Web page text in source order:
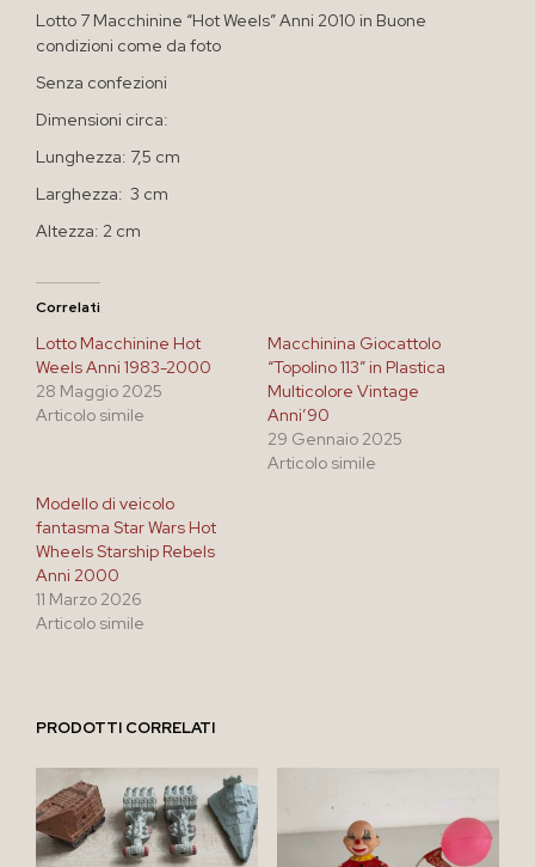
Lotto 7 Macchinine “Hot Weels” Anni 2010 in Buone
condizioni come da foto
Senza confezioni
Dimensioni circa:
Lunghezza: 7,5 cm
Larghezza: 3 cm
Altezza: 2 cm
Correlati
Lotto Macchinine Hot
Weels Anni 1983-2000
28 Maggio 2025
Articolo simile
Macchinina Giocattolo
“Topolino 113” in Plastica
Multicolore Vintage
Anni’90
29 Gennaio 2025
Articolo simile
Modello di veicolo
fantasma Star Wars Hot
Wheels Starship Rebels
Anni 2000
11 Marzo 2026
Articolo simile
PRODOTTI CORRELATI